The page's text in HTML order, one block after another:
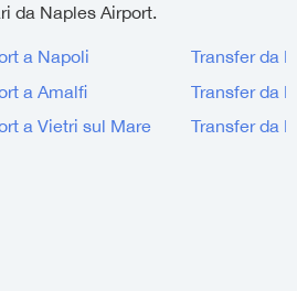
da Naples Airport.
a Napoli
Transfer da
a Amalfi
Transfer da
a Vietri sul Mare
Transfer da